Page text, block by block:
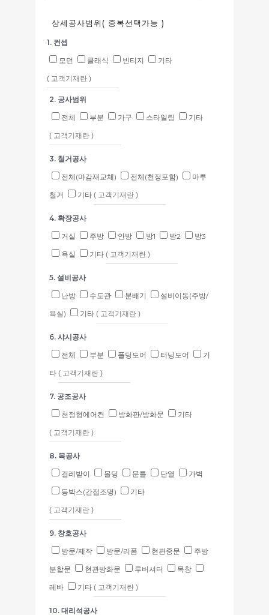
상세공사범위( 중복선택가능 )
1. 컨셉
모던
클래식 빈티지 기타
2. 공사범위
전체
부분 가구 스타일링 기타
3. 철거공사
전체(마감재교체)
전체(천정포함)
마루
철거
기타
4. 확장공사
거실
주방 안방 방1 방2
방3
욕실
기타
5. 설비공사
난방
수도관 분배기
설비이동(주방/
욕실)
기타
6. 샤시공사
전체
부분 폴딩도어 터닝도어
기
타
7. 공조공사
천정형에어컨
방화판/방화문 기타
8. 목공사
걸레받이
몰딩 문틀 단열
가벽
등박스(간접조명)
기타
9. 창호공사
방문/제작
방문/리폼 현관중문
주방
분합문
현관방화문 루버셔터
목창
레바
기타
10. 대리석공사